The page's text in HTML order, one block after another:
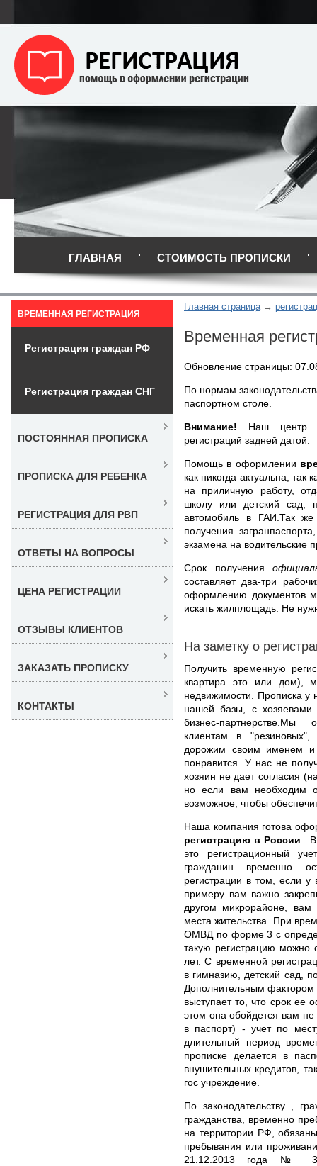
ГЛАВНАЯ СТОИМОСТЬ ПРОПИСКИ
Главная страница
Временная
Обновление страницы:
По нормам
паспортном столе.
Внимание! Наш центр
регистраций задней датой.
Помощь в оформлении
как никогда актуальна,
на приличную работу,
школу или детский сад,
автомобиль в ГАИ.Так
получения
экзамена на водительские
Срок получения
составляет два-три
оформлению документов
искать жилплощадь. Не
На заметку о
Получить временную
квартира это или дом),
недвижимости. Прописка у
нашей базы, с
бизнес-партнерстве.Мы
клиентам в "резиновых",
дорожим своим именем
понравится. У нас не
хозяин не дает согласия
но если вам необходим
возможное, чтобы
Наша компания готова
регистрацию в России
.
это регистрационный
гражданин временно
регистрации в том, если у
примеру вам важно
другом микрорайоне, вам
места жительства. При
ОМВД по форме 3 с
такую регистрацию
лет. С временной
в гимназию, детский сад,
Дополнительным фактором
выступает то, что срок ее
этом она обойдется вам
в паспорт) - учет по
длительный период
прописке делается в
внушительных кредитов,
гос учреждение.
По законодательству ,
гражданства, временно
на территории РФ,
пребывания или
21.12.2013 года №
ВРЕМЕННАЯ РЕГИСТРАЦИЯ
Регистрация граждан РФ
Регистрация граждан СНГ
ПОСТОЯННАЯ ПРОПИСКА
ПРОПИСКА ДЛЯ РЕБЕНКА
РЕГИСТРАЦИЯ ДЛЯ РВП
ОТВЕТЫ НА ВОПРОСЫ
ЦЕНА РЕГИСТРАЦИИ
ОТЗЫВЫ КЛИЕНТОВ
ЗАКАЗАТЬ ПРОПИСКУ
КОНТАКТЫ